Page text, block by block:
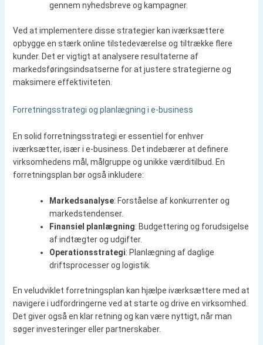
gennem nyhedsbreve og kampagner.
Ved at implementere disse strategier kan iværksættere
opbygge en stærk online tilstedeværelse og tiltrække flere
kunder. Det er vigtigt at analysere resultaterne af
markedsføringsindsatserne for at justere strategierne og
maksimere effektiviteten.
Forretningsstrategi og planlægning i e-business
En solid forretningsstrategi er essentiel for enhver
iværksætter, især i e-business. Det indebærer at definere
virksomhedens mål, målgruppe og unikke værditilbud. En
forretningsplan bør også inkludere:
Markedsanalyse: Forståelse af konkurrenter og
markedstendenser.
Finansiel planlægning: Budgettering og forudsigelse
af indtægter og udgifter.
Operationsstrategi: Planlægning af daglige
driftsprocesser og logistik.
En veludviklet forretningsplan kan hjælpe iværksættere med at
navigere i udfordringerne ved at starte og drive en virksomhed.
Det giver også en klar retning og kan være nyttigt, når man
søger investeringer eller partnerskaber.